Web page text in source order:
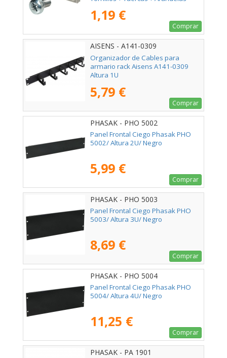
1,19 €
Comprar
AISENS - A141-0309
Organizador de Cables para
armario rack Aisens A141-0309
Altura 1U
5,79 €
Comprar
PHASAK - PHO 5002
Panel Frontal Ciego Phasak PHO
5002/ Altura 2U/ Negro
5,99 €
Comprar
PHASAK - PHO 5003
Panel Frontal Ciego Phasak PHO
5003/ Altura 3U/ Negro
8,69 €
Comprar
PHASAK - PHO 5004
Panel Frontal Ciego Phasak PHO
5004/ Altura 4U/ Negro
11,25 €
Comprar
PHASAK - PA 1901